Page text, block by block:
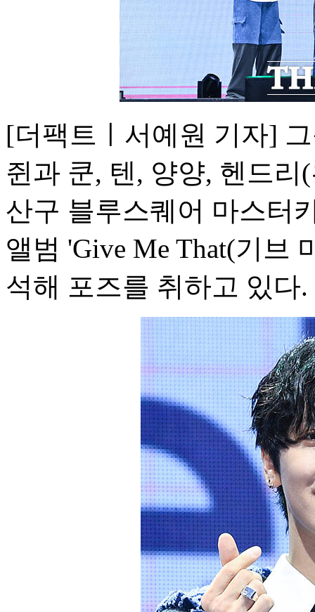
[더팩트ㅣ서예원 기자]
쥔과 쿤, 텐, 양양, 헨드
산구 블루스퀘어 마스터
앨범 'Give Me That(기브
석해 포즈를 취하고 있다.